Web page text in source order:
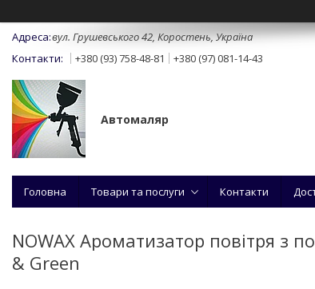
вул. Грушевського 42, Коростень, Україна
+380 (93) 758-48-81
+380 (97) 081-14-43
Автомаляр
Головна Товари та послуги Контакти
NOWAX Ароматизатор повітря з
& Green